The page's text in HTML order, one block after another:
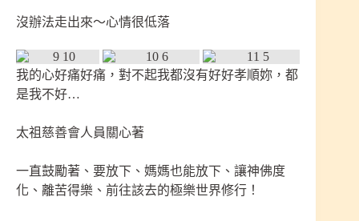
沒辦法走出來～心情很低落
我的心好痛好痛，對不起我都沒有好好孝順妳，都
是我不好…
太祖慈善會人員關心著
一直鼓勵著、要放下、媽媽也能放下、讓神佛度
化、離苦得樂、前往該去的極樂世界修行！